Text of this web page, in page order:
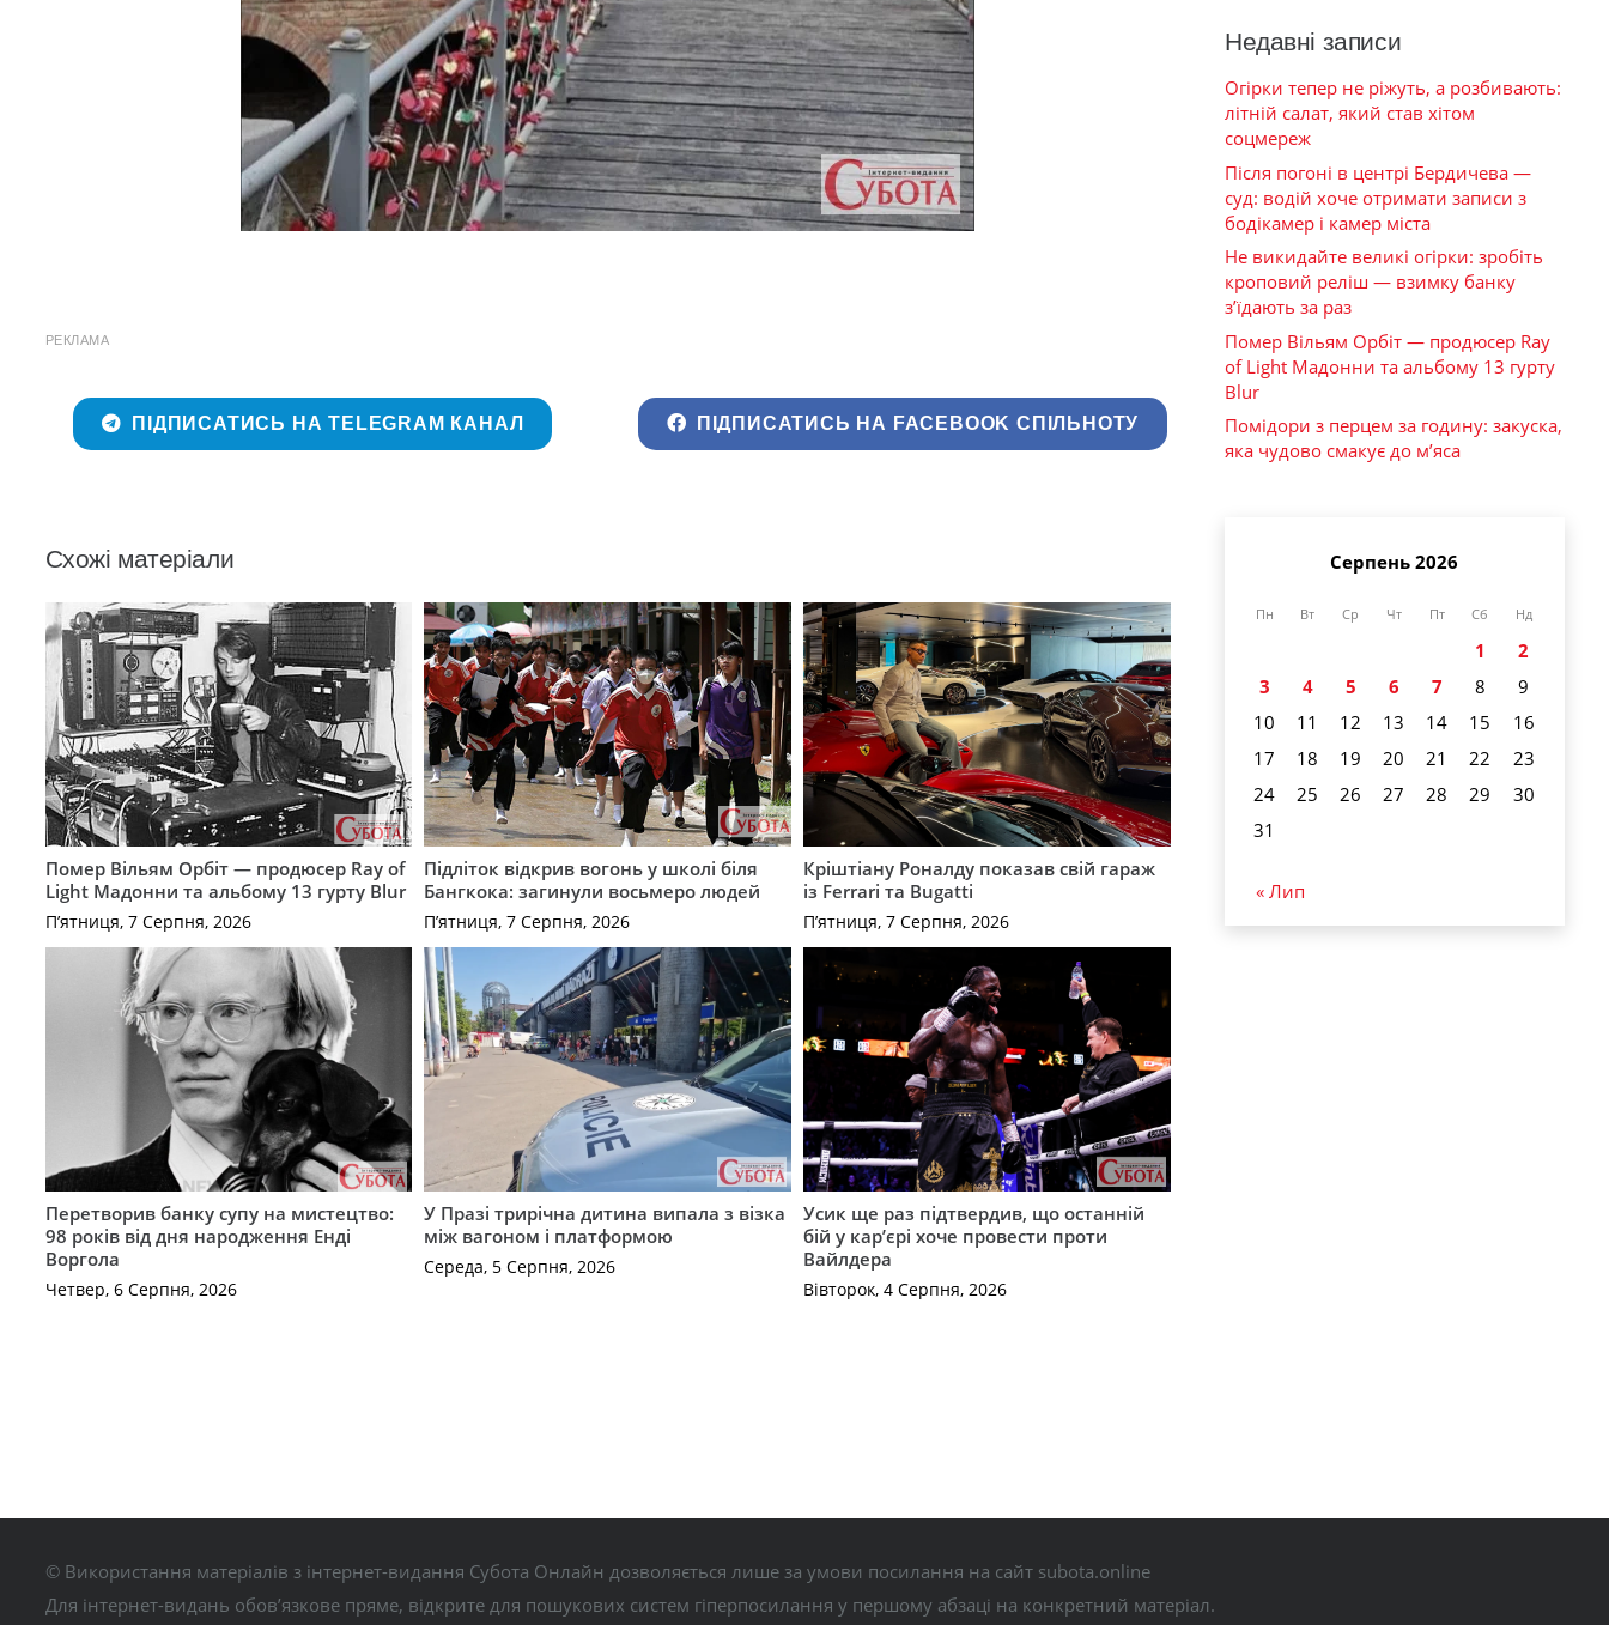
РЕКЛАМА
ПІДПИСАТИСЬ НА TELEGRAM КАНАЛ ПІДПИСАТИСЬ НА FACEBOOK СПІЛЬНОТУ
Схожі матеріали
Помер Вільям Орбіт — продюсер Ray of
Light Мадонни та альбому 13 гурту Blur
П’ятниця, 7 Серпня, 2026
Підліток відкрив вогонь у школі біля
Бангкока: загинули восьмеро людей
П’ятниця, 7 Серпня, 2026
Кріштіану Роналду показав свій гараж
із Ferrari та Bugatti
П’ятниця, 7 Серпня, 2026
Перетворив банку супу на мистецтво:
98 років від дня народження Енді
Воргола
Четвер, 6 Серпня, 2026
У Празі трирічна дитина випала з візка
між вагоном і платформою
Середа, 5 Серпня, 2026
Усик ще раз підтвердив, що останній
бій у кар’єрі хоче провести проти
Вайлдера
Вівторок, 4 Серпня, 2026
Недавні записи
Огірки тепер не ріжуть, а розбивають:
літній салат, який став хітом
соцмереж
Після погоні в центрі Бердичева —
суд: водій хоче отримати записи з
бодікамер і камер міста
Не викидайте великі огірки: зробіть
кроповий реліш — взимку банку
з’їдають за раз
Помер Вільям Орбіт — продюсер Ray
of Light Мадонни та альбому 13 гурту
Blur
Помідори з перцем за годину: закуска,
яка чудово смакує до м’яса
Серпень 2026
Пн Вт Ср Чт Пт Сб Нд
1
2
3
4 5 6 7 8
9
10
11 12 13 14 15
16
17
18 19 20 21 22
23
24
25 26 27 28 29
30
31
« Лип
© Використання матеріалів з інтернет-видання Субота Онлайн дозволяється лише за умови посилання на сайт subota.online
Для інтернет-видань обов’язкове пряме, відкрите для пошукових систем гіперпосилання у першому абзаці на конкретний матеріал.